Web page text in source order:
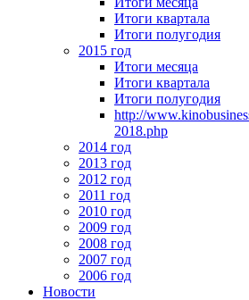
Итоги квартала
Итоги полугодия
2015 год
Итоги месяца
Итоги квартала
Итоги полугодия
http://
2018.php
2014 год
2013 год
2012 год
2011 год
2010 год
2009 год
2008 год
2007 год
2006 год
Новости